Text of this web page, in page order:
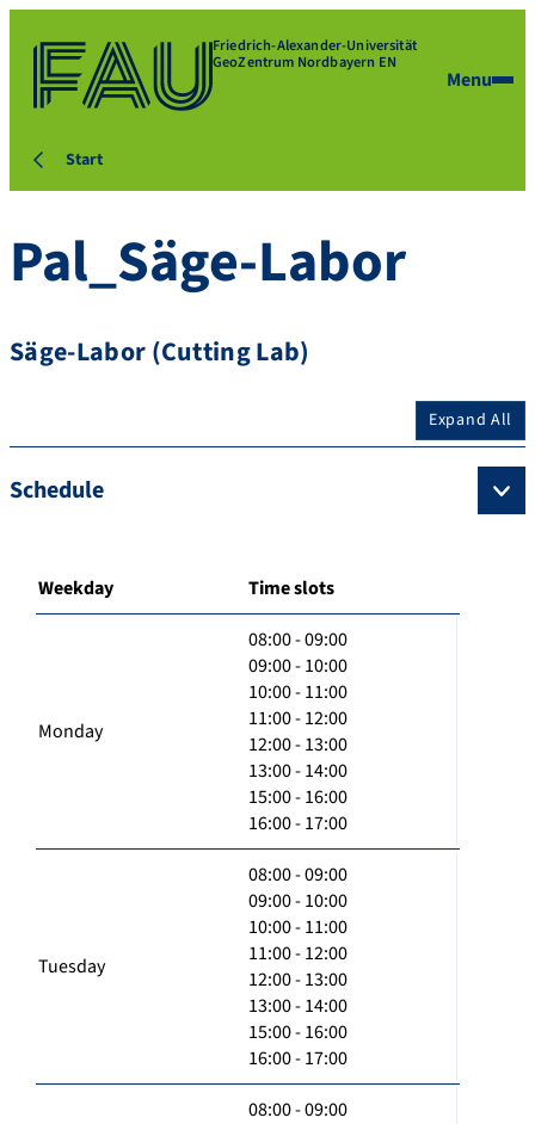
Friedrich-Alexander-Universität
GeoZentrum Nordbayern EN
Menu
Start
Pal_Säge-Labor
Säge-Labor (Cutting Lab)
Expand All
Schedule
Weekday Time slots
Monday
08:00 - 09:00
09:00 - 10:00
10:00 - 11:00
11:00 - 12:00
12:00 - 13:00
13:00 - 14:00
15:00 - 16:00
16:00 - 17:00
Tuesday
08:00 - 09:00
09:00 - 10:00
10:00 - 11:00
11:00 - 12:00
12:00 - 13:00
13:00 - 14:00
15:00 - 16:00
16:00 - 17:00
08:00 - 09:00